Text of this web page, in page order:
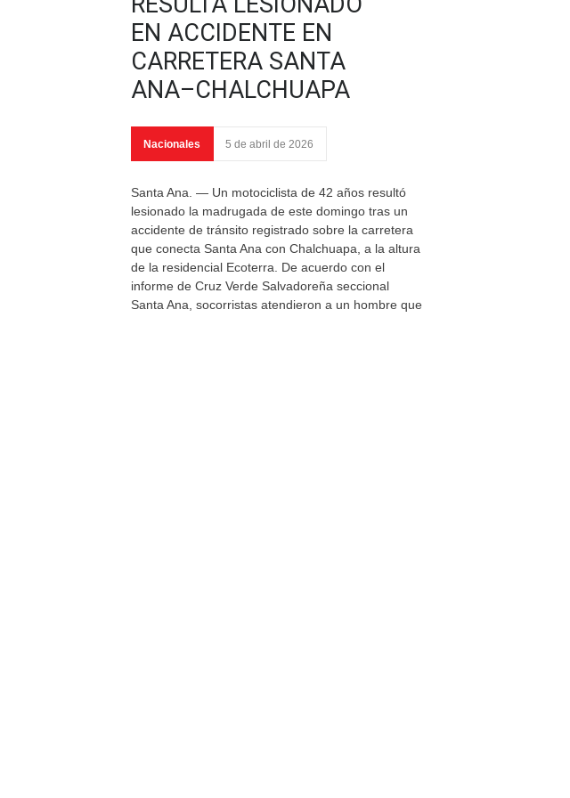
EN ACCIDENTE EN
CARRETERA SANTA
ANA–CHALCHUAPA
Nacionales 5 de abril de 2026
Santa Ana. — Un motociclista de 42 años resultó
lesionado la madrugada de este domingo tras un
accidente de tránsito registrado sobre la carretera
que conecta Santa Ana con Chalchuapa, a la altura
de la residencial Ecoterra. De acuerdo con el
informe de Cruz Verde Salvadoreña seccional
Santa Ana, socorristas atendieron a un hombre que